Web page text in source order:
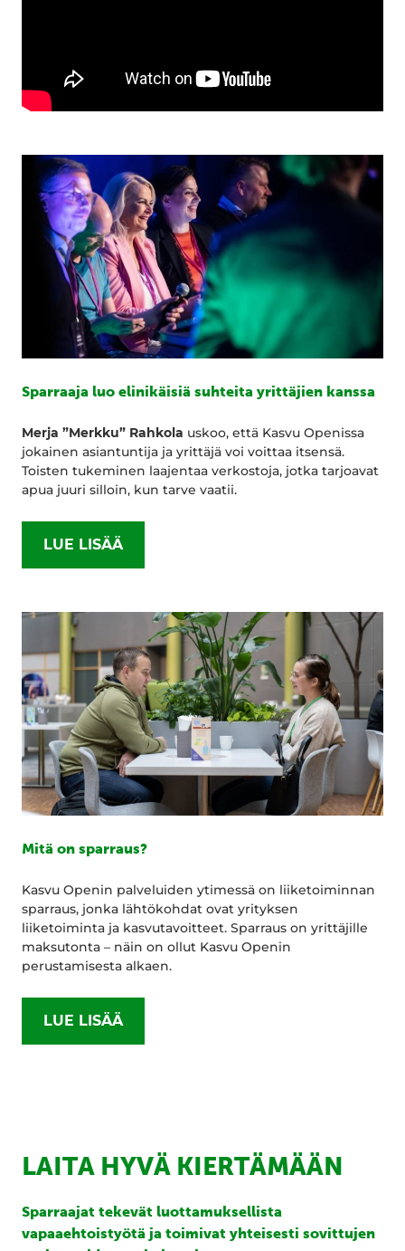
Sparraaja luo elinikäisiä suhteita yrittäjien kanssa
Merja ”Merkku” Rahkola uskoo, että Kasvu Openissa
jokainen asiantuntija ja yrittäjä voi voittaa itsensä.
Toisten tukeminen laajentaa verkostoja, jotka tarjoavat
apua juuri silloin, kun tarve vaatii.
LUE LISÄÄ
Mitä on sparraus?
Kasvu Openin palveluiden ytimessä on liiketoiminnan
sparraus, jonka lähtökohdat ovat yrityksen
liiketoiminta ja kasvutavoitteet. Sparraus on yrittäjille
maksutonta – näin on ollut Kasvu Openin
perustamisesta alkaen.
LUE LISÄÄ
LAITA HYVÄ KIERTÄMÄÄN
Sparraajat tekevät luottamuksellista
vapaaehtoistyötä ja toimivat yhteisesti sovittujen